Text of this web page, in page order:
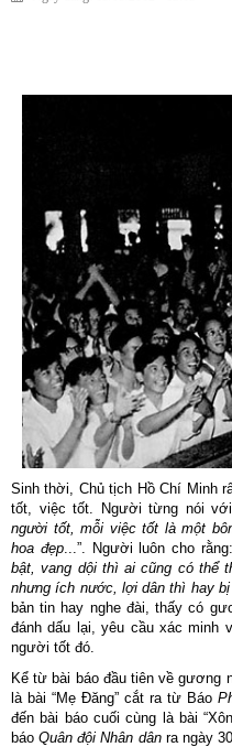
Sinh thời, Chủ tịch Hồ Chí Minh
tốt, việc tốt. Người từng nói
người tốt, mỗi việc tốt là một
hoa đẹp...”. Người luôn cho
bật, vang dội thì ai cũng có thể
nhưng ích nước, lợi dân thì hay
bản tin hay nghe đài, thấy có
đánh dấu lại, yêu cầu xác minh
người tốt đó.
Kể từ bài báo đầu tiên về
là bài “Mẹ Đăng” cắt ra từ Báo
đến bài báo cuối cùng là bài
báoQuân đội Nhân dânra ngày